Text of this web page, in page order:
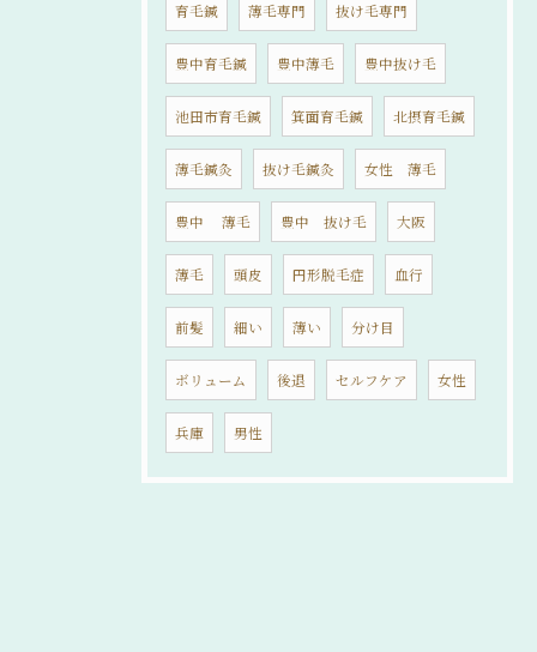
育毛鍼 薄毛専門 抜け毛専門
豊中育毛鍼 豊中薄毛 豊中抜け毛
池田市育毛鍼 箕面育毛鍼 北摂育毛鍼
薄毛鍼灸 抜け毛鍼灸 女性 薄毛
豊中 薄毛 豊中 抜け毛 大阪
薄毛 頭皮 円形脱毛症 血行
前髪 細い 薄い 分け目
ボリューム 後退 セルフケア 女性
兵庫 男性